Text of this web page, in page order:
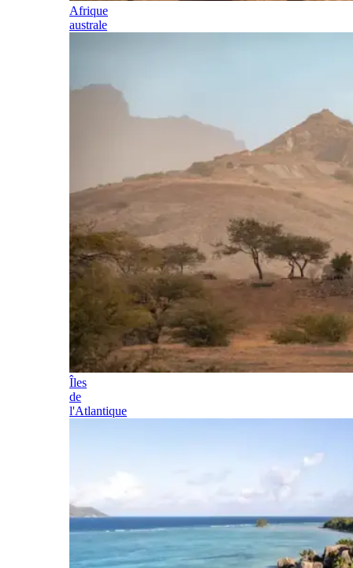
Afrique
australe
Îles
de
l'Atlantique